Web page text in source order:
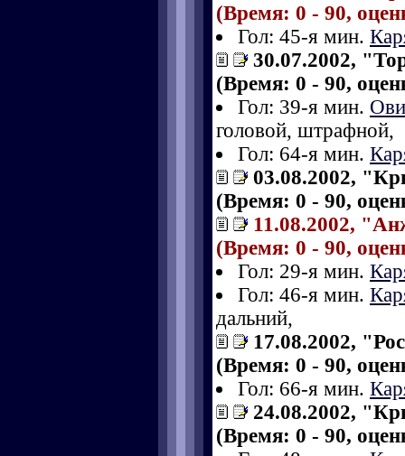
(Время: 0 - 90,
Гол: 45-я мин.
30.07.2002,
(Время: 0 - 90,
Гол: 39-я мин.
головой, штрафной,
Гол: 64-я мин.
03.08.2002,
(Время: 0 - 90,
11.08.2002,
(Время: 0 - 90,
Гол: 29-я мин.
Гол: 46-я мин.
дальний,
17.08.2002,
(Время: 0 - 90,
Гол: 66-я мин.
24.08.2002,
(Время: 0 - 90,